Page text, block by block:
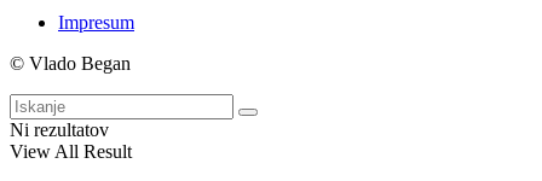
Impresum
© Vlado Began
Ni rezultatov
View All Result